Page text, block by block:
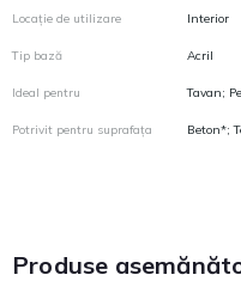
Locație de utilizare Interior
Tip bază Acril
Ideal pentru Tavan;
Potrivit pentru suprafața Beton*;
Produse